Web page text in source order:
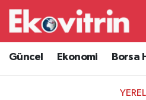
Güncel Ekonomi Borsa
YEREL
Güncel
Ekonomi
Hava Durumu
Trafik Durumu